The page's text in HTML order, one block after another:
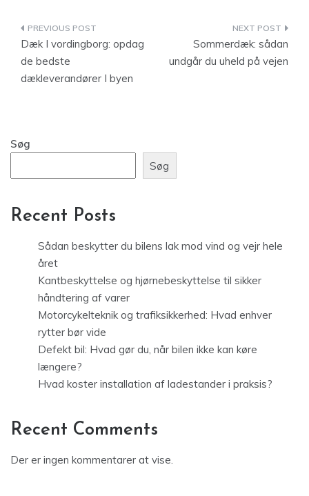
Indlægsnavigation
Dæk I vordingborg: opdag
de bedste
dækleverandører I byen
Sommerdæk: sådan
undgår du uheld på vejen
Søg
Søg
Recent Posts
Sådan beskytter du bilens lak mod vind og vejr hele
året
Kantbeskyttelse og hjørnebeskyttelse til sikker
håndtering af varer
Motorcykelteknik og trafiksikkerhed: Hvad enhver
rytter bør vide
Defekt bil: Hvad gør du, når bilen ikke kan køre
længere?
Hvad koster installation af ladestander i praksis?
Recent Comments
Der er ingen kommentarer at vise.